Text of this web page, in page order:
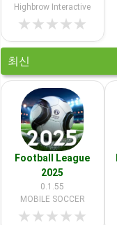
Highbrow Interactive
★★★★★
최신
Football League
2025
0.1.55
MOBILE SOCCER
★★★★★